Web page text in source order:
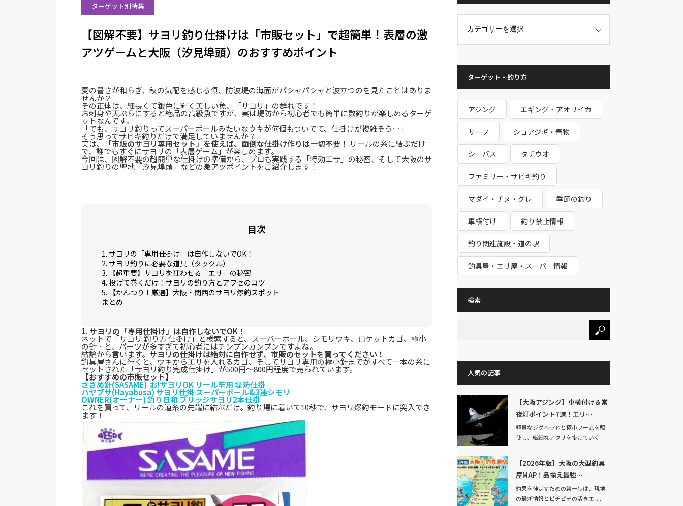
ターゲット別特集
【図解不要】サヨリ釣り仕掛けは「市販セット」で超簡単！表層の激
アツゲームと大阪（汐見埠頭）のおすすめポイント
夏の暑さが和らぎ、秋の気配を感じる頃、防波堤の海面がパシャパシャと波立つのを見たことはありま
せんか？
その正体は、細長くて銀色に輝く美しい魚、「サヨリ」の群れです！
お刺身や天ぷらにすると絶品の高級魚ですが、実は堤防から初心者でも簡単に数釣りが楽しめるターゲ
ットなんです。
「でも、サヨリ釣りってスーパーボールみたいなウキが何個もついてて、仕掛けが複雑そう…」
そう思ってサビキ釣りだけで満足していませんか？
実は、 「市販のサヨリ専用セット」を使えば、面倒な仕掛け作りは一切不要！ リールの糸に結ぶだけ
で、誰でもすぐにサヨリの「表層ゲーム」が楽しめます。
今回は、図解不要の超簡単な仕掛けの準備から、プロも実践する「特効エサ」の秘密、そして大阪のサ
ヨリ釣りの聖地「汐見埠頭」などの激アツポイントをご紹介します！
目次
1. サヨリの「専用仕掛け」は自作しないでOK！
2. サヨリ釣りに必要な道具（タックル）
3. 【超重要】サヨリを狂わせる「エサ」の秘密
4. 投げて巻くだけ！サヨリの釣り方とアワセのコツ
5. 【かんつり！厳選】大阪・関西のサヨリ爆釣スポット
まとめ
1. サヨリの「専用仕掛け」は自作しないでOK！
ネットで「サヨリ 釣り方 仕掛け」と検索すると、スーパーボール、シモリウキ、ロケットカゴ、極小
の針…と、パーツが多すぎて初心者にはチンプンカンプンですよね。
結論から言います。 サヨリの仕掛けは絶対に自作せず、市販のセットを買ってください！
釣具屋さんに行くと、ウキからエサを入れるカゴ、そしてサヨリ専用の極小針までがすべて一本の糸に
セットされた「サヨリ釣り完成仕掛け」が500円〜800円程度で売られています。
【おすすめの市販セット】
ささめ針(SASAME) お!サヨリOK リール竿用 堤防仕掛
ハヤブサ(Hayabusa) サヨリ仕掛 スーパーボール&3連シモリ
OWNER(オーナー) 釣り日和 ブリッジサヨリ2本仕掛
これを買って、リールの道糸の先端に結ぶだけ。釣り場に着いて10秒で、サヨリ爆釣モードに突入でき
ます！
ターゲット・釣り方
アジング エギング・アオリイカ
サーフ ショアジギ・青物
シーバス タチウオ
ファミリー・サビキ釣り
マダイ・チヌ・グレ 季節の釣り
車横付け 釣り禁止情報
釣り関連施設・道の駅
釣具屋・エサ屋・スーパー情報
検索
人気の記事
【大阪アジング】車横付け＆常
夜灯ポイント7選！エリ…
軽量なジグヘッドと極小ワームを駆
使し、繊細なアタリを掛けていく
【2026年版】大阪の大型釣具
屋MAP！品揃え最強…
釣果を伸ばすための第一歩は、現地
の最新情報とピチピチの活きエサ、